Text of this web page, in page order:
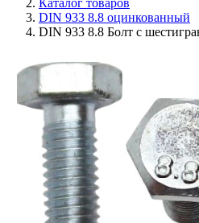
Каталог товаров
DIN 933 8.8 оцинкованный
DIN 933 8.8 Болт с